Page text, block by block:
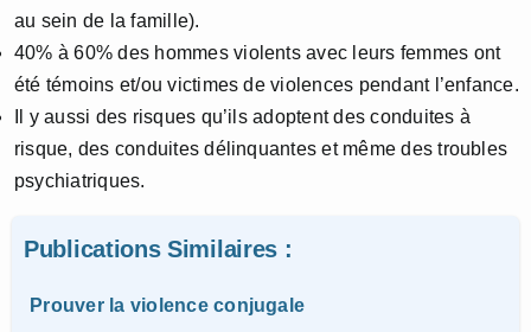
au sein de la famille).
40% à 60% des hommes violents avec leurs femmes ont
été témoins et/ou victimes de violences pendant l’enfance.
Il y aussi des risques qu’ils adoptent des conduites à
risque, des conduites délinquantes et même des troubles
psychiatriques.
Publications Similaires :
Prouver la violence conjugale